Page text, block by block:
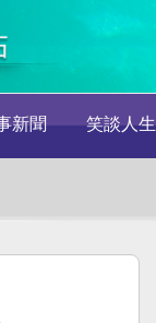
新聞 笑談人生